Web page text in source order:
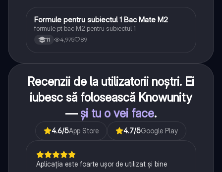
Matematică
Formule pentru subiectul 1 Bac Mate M2
formule pt bac M2 pentru subiectul 1
11 4,975 89
Recenzii de la utilizatorii noștri. Ei
iubesc să folosească Knowunity
— și tu o vei face.
4.6/5App Store 4.7/5Google Play
Aplicația este foarte ușor de utilizat și bine